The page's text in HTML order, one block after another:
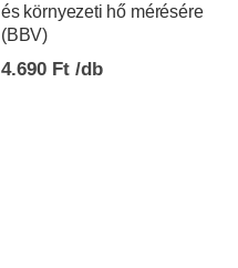
és környezeti hő mérésére
(BBV)
4.690 Ft